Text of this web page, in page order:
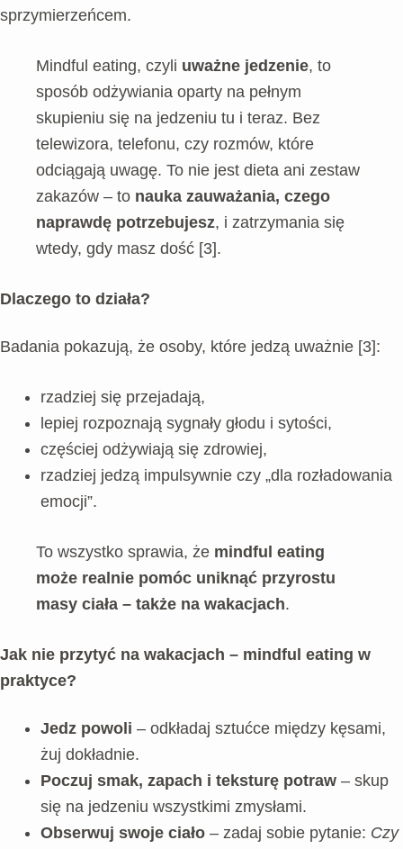
sprzymierzeńcem.
Mindful eating, czyli uważne jedzenie, to
sposób odżywiania oparty na pełnym
skupieniu się na jedzeniu tu i teraz. Bez
telewizora, telefonu, czy rozmów, które
odciągają uwagę. To nie jest dieta ani zestaw
zakazów – to nauka zauważania, czego
naprawdę potrzebujesz, i zatrzymania się
wtedy, gdy masz dość [3].
Dlaczego to działa?
Badania pokazują, że osoby, które jedzą uważnie [3]:
rzadziej się przejadają,
lepiej rozpoznają sygnały głodu i sytości,
częściej odżywiają się zdrowiej,
rzadziej jedzą impulsywnie czy „dla rozładowania
emocji”.
To wszystko sprawia, że mindful eating
może realnie pomóc uniknąć przyrostu
masy ciała – także na wakacjach.
Jak nie przytyć na wakacjach – mindful eating w
praktyce?
Jedz powoli – odkładaj sztućce między kęsami,
żuj dokładnie.
Poczuj smak, zapach i teksturę potraw – skup
się na jedzeniu wszystkimi zmysłami.
Obserwuj swoje ciało – zadaj sobie pytanie: Czy